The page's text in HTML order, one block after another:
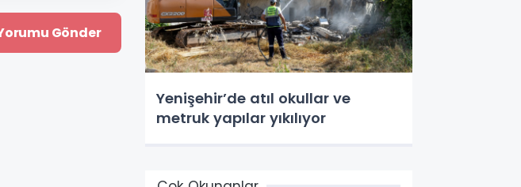
Yenişehir’de atıl okullar ve
metruk yapılar yıkılıyor